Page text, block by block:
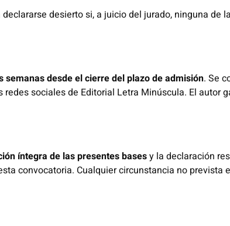
desierto si, a juicio del jurado, ninguna de
semanas desde el cierre del plazo de admisión. Se
sociales de Editorial Letra Minúscula. El autor
íntegra de las presentes basesy la declaración
convocatoria. Cualquier circunstancia no prevista